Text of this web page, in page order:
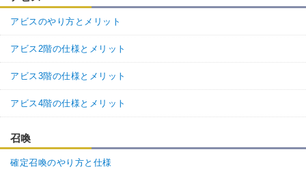
アビスのやり方とメリット
アビス2階の仕様とメリット
アビス3階の仕様とメリット
アビス4階の仕様とメリット
召喚
確定召喚のやり方と仕様